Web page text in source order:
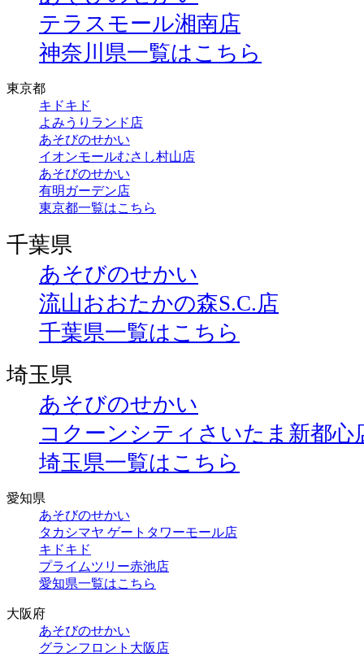
テラスモール湘南店
神奈川県一覧はこちら
東京都
キドキド
よみうりランド店
あそびのせかい
イオンモールむさし村山店
あそびのせかい
有明ガーデン店
東京都一覧はこちら
千葉県
あそびのせかい
流山おおたかの森S.C.店
千葉県一覧はこちら
埼玉県
あそびのせかい
コクーンシティさいたま新都心
埼玉県一覧はこちら
愛知県
あそびのせかい
タカシマヤ ゲートタワーモール店
キドキド
プライムツリー赤池店
愛知県一覧はこちら
大阪府
あそびのせかい
グランフロント大阪店